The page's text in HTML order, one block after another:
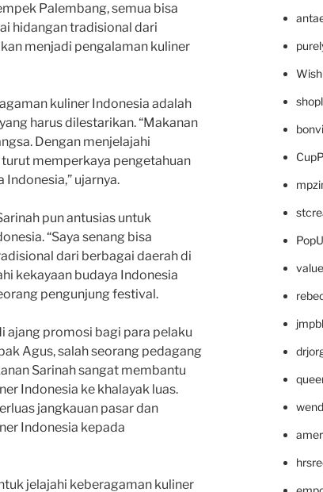
Palembang, semua bisa
hidangan tradisional dari
menjadi pengalaman kuliner
kuliner Indonesia adalah
harus dilestarikan. “Makanan
Dengan menjelajahi
memperkaya pengetahuan
ujarnya.
pun antusias untuk
“Saya senang bisa
dari berbagai daerah di
kekayaan budaya Indonesia
pengunjung festival.
ajang promosi bagi para pelaku
Agus, salah seorang pedagang
Sarinah sangat membantu
Indonesia ke khalayak luas.
jangkauan pasar dan
Indonesia kepada
jelajahi keberagaman kuliner